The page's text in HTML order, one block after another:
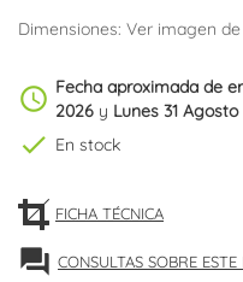
Dimensiones: Ver imagen
schedule Fecha aproximada de
2026 y Lunes 31
check En stock
FICHA TÉCNICA
forum CONSULTAS SOBRE